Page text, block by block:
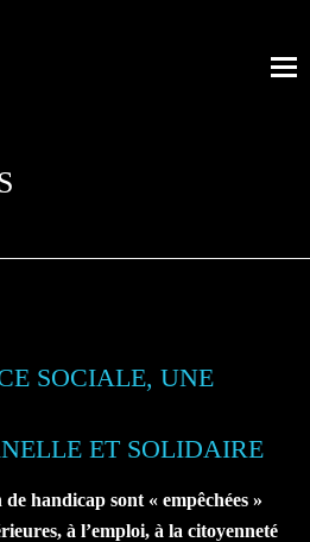
SOCIALE, UNE
ET SOLIDAIRE
handicap sont « empêchées »
à l’emploi, à la citoyenneté